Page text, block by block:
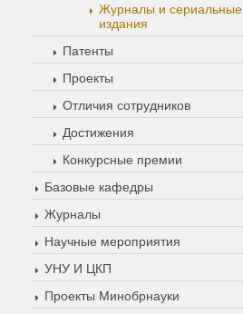
Журналы и сериальные
издания
Патенты
Проекты
Отличия сотрудников
Достижения
Конкурсные премии
Базовые кафедры
Журналы
Научные мероприятия
УНУ И ЦКП
Проекты Минобрнауки